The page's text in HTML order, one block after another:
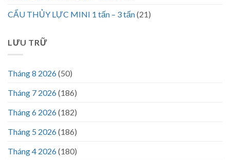
CẨU THỦY LỰC MINI 1 tấn – 3 tấn(21)
LƯU TRỮ
Tháng 8 2026(50)
Tháng 7 2026(186)
Tháng 6 2026(182)
Tháng 5 2026(186)
Tháng 4 2026(180)